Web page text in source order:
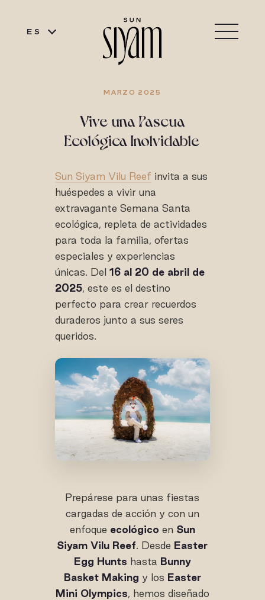
ES
MARZO 2025
Vive una Pascua
Ecológica Inolvidable
Sun Siyam Vilu Reef invita a sus
huéspedes a vivir una
extravagante Semana Santa
ecológica, repleta de actividades
para toda la familia, ofertas
especiales y experiencias
únicas. Del16 al 20 de abril de
2025, este es el destino
perfecto para crear recuerdos
duraderos junto a sus seres
queridos.
Prepárese para unas fiestas
cargadas de acción y con un
enfoque ecológico en Sun
Siyam Vilu Reef. Desde Easter
Egg Hunts hasta Bunny
Basket Making y los Easter
Mini Olympics, hemos diseñado